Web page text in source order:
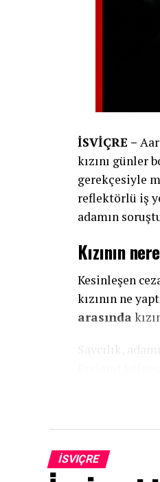
İSVİÇRE –
kızını
gerekçesiyle
reflektörlü iş
adamın
Kızının
Kesinleşen
kızının ne
arasında
Baba burada
İSVIÇRE